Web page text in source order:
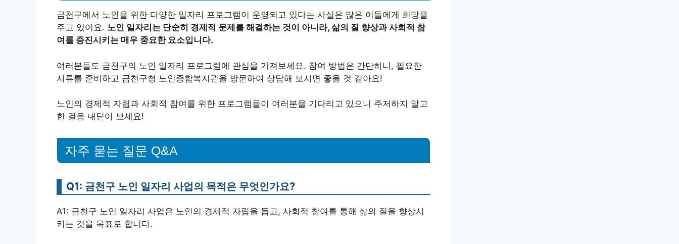
금천구에서 노인을 위한 다양한 일자리 프로그램이 운영되고 있다는 사실은 많은 이들에게 희망을
주고 있어요. 노인 일자리는 단순히 경제적 문제를 해결하는 것이 아니라, 삶의 질 향상과 사회적 참
여를 증진시키는 매우 중요한 요소입니다.
여러분들도 금천구의 노인 일자리 프로그램에 관심을 가져보세요. 참여 방법은 간단하니, 필요한
서류를 준비하고 금천구청 노인종합복지관을 방문하여 상담해 보시면 좋을 것 같아요!
노인의 경제적 자립과 사회적 참여를 위한 프로그램들이 여러분을 기다리고 있으니 주저하지 말고
한 걸음 내딛어 보세요!
자주 묻는 질문 Q&A
Q1: 금천구 노인 일자리 사업의 목적은 무엇인가요?
A1: 금천구 노인 일자리 사업은 노인의 경제적 자립을 돕고, 사회적 참여를 통해 삶의 질을 향상시
키는 것을 목표로 합니다.